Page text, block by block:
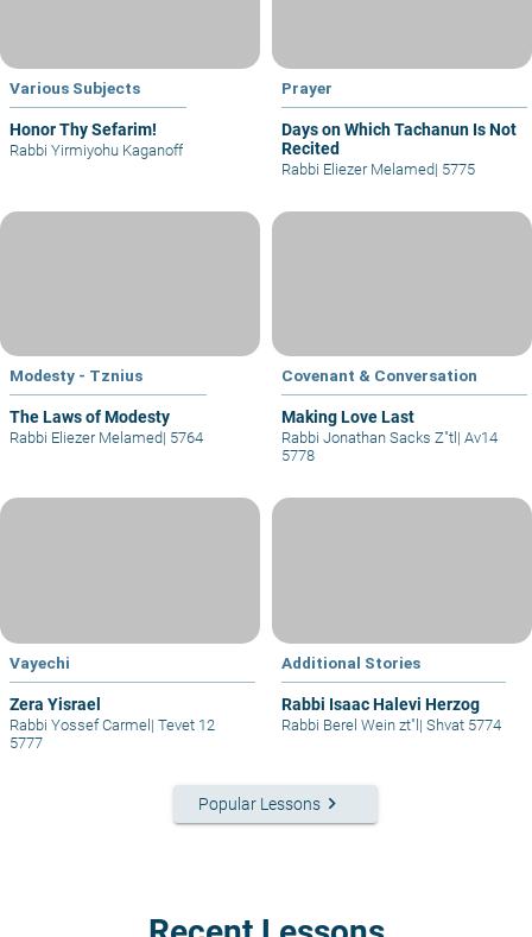
Various Subjects
Honor Thy Sefarim!
Rabbi Yirmiyohu Kaganoff
Prayer
Days on Which Tachanun Is Not
Recited
Rabbi Eliezer Melamed| 5775
Modesty - Tznius
The Laws of Modesty
Rabbi Eliezer Melamed| 5764
Covenant & Conversation
Making Love Last
Rabbi Jonathan Sacks Z"tl | Av14
5778
Vayechi
Zera Yisrael
Rabbi Yossef Carmel | Tevet 12
5777
Additional Stories
Rabbi Isaac Halevi Herzog
Rabbi Berel Wein zt"l | Shvat 5774
Popular Lessons keyboard_arrow_right